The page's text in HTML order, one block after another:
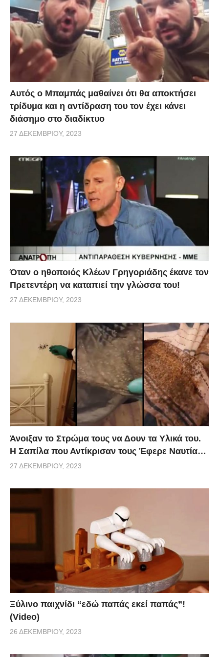
Αυτός ο Μπαμπάς μαθαίνει ότι θα αποκτήσει
τρίδυμα και η αντίδραση του τον έχει κάνει
διάσημο στο διαδίκτυο
27 ΔΕΚΕΜΒΡΊΟΥ, 2023
Όταν ο ηθοποιός Κλέων Γρηγοριάδης έκανε τον
Πρετεντέρη να καταπιεί την γλώσσα του!
27 ΔΕΚΕΜΒΡΊΟΥ, 2023
Άνοιξαν το Στρώμα τους να Δουν τα Υλικά του.
Η Σαπίλα που Αντίκρισαν τους Έφερε Ναυτία…
27 ΔΕΚΕΜΒΡΊΟΥ, 2023
Ξύλινο παιχνίδι “εδώ παπάς εκεί παπάς”!
(Video)
26 ΔΕΚΕΜΒΡΊΟΥ, 2023